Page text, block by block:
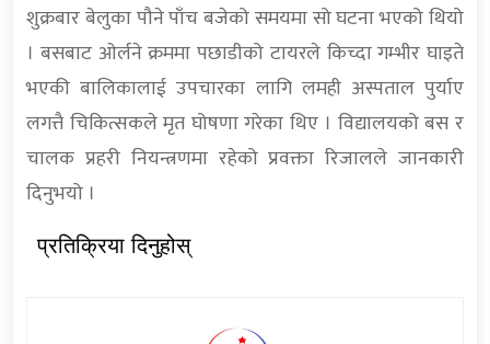
शुक्रबार बेलुका पौने पाँच बजेको समयमा सो घटना भएको थियो
। बसबाट ओर्लने क्रममा पछाडीको टायरले किच्दा गम्भीर घाइते
भएकी बालिकालाई उपचारका लागि लमही अस्पताल पुर्याए
लगत्तै चिकित्सकले मृत घोषणा गरेका थिए । विद्यालयको बस र
चालक प्रहरी नियन्त्रणमा रहेको प्रवक्ता रिजालले जानकारी
दिनुभयो ।
प्रतिक्रिया दिनुहोस्